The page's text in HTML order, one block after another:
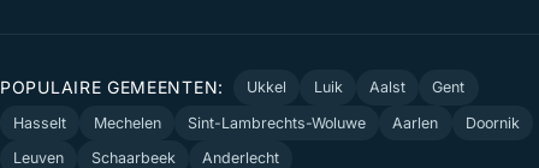
POPULAIRE GEMEENTEN: Ukkel Luik Aalst
Gent
Hasselt
Mechelen Sint-Lambrechts-Woluwe Aarlen
Doornik
Leuven
Schaarbeek Anderlecht